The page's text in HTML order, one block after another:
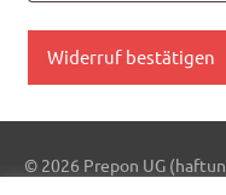
Widerruf bestätigen
© 2026 Prepon UG